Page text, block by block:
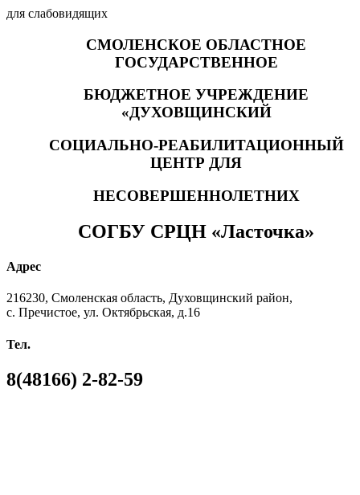
для слабовидящих
СМОЛЕНСКОЕ ОБЛАСТНОЕ
ГОСУДАРСТВЕННОЕ
БЮДЖЕТНОЕ УЧРЕЖДЕНИЕ
«ДУХОВЩИНСКИЙ
СОЦИАЛЬНО-РЕАБИЛИТАЦИОННЫЙ
ЦЕНТР ДЛЯ
НЕСОВЕРШЕННОЛЕТНИХ
СОГБУ СРЦН «Ласточка»
Адрес
216230, Смоленская область, Духовщинский район,
с. Пречистое, ул. Октябрьская, д.16
Тел.
8(48166) 2-82-59